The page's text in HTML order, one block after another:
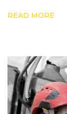
READ MORE